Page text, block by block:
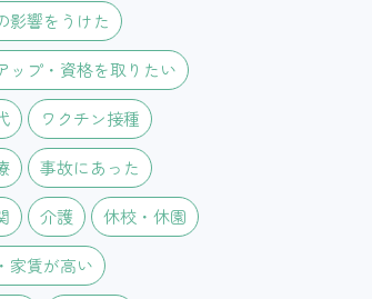
影響をうけた
ップ・資格を取りたい
ワクチン接種
事故にあった
介護 休校・休園
家賃が高い